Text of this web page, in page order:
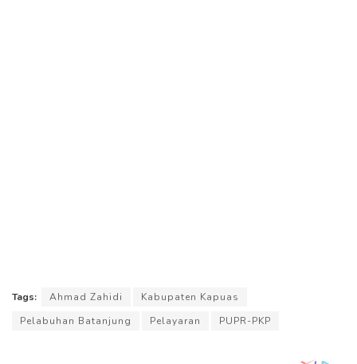
Tags: Ahmad Zahidi
Kabupaten Kapuas
Pelabuhan Batanjung
Pelayaran PUPR-PKP